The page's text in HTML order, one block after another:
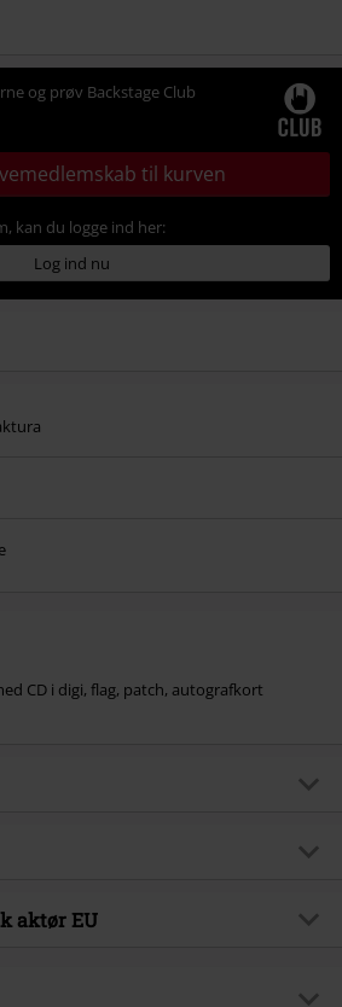
og prøv Backstage Club
til kurven
kan du logge ind her:
Log ind nu
CD i digi, flag, patch, autografkort
Thrash Metal
CD
aktør EU